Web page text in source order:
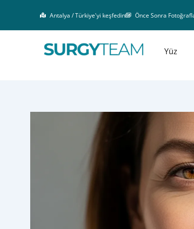
Antalya / Türkiye'yi keşfedin Önce Sonra
Yüz